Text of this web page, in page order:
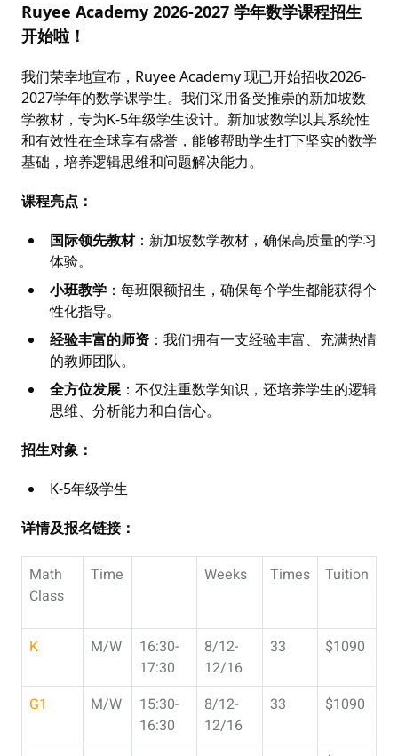
Ruyee Academy 2026-2027 学年数学课程招生
开始啦！
我们荣幸地宣布，Ruyee Academy 现已开始招收2026-
2027学年的数学课学生。我们采用备受推崇的新加坡数
学教材，专为K-5年级学生设计。新加坡数学以其系统性
和有效性在全球享有盛誉，能够帮助学生打下坚实的数学
基础，培养逻辑思维和问题解决能力。
课程亮点：
国际领先教材：新加坡数学教材，确保高质量的学习
体验。
小班教学 ：每班限额招生，确保每个学生都能获得个
性化指导。
经验丰富的师资 ：我们拥有一支经验丰富、充满热情
的教师团队。
全方位发展 ：不仅注重数学知识，还培养学生的逻辑
思维、分析能力和自信心。
招生对象：
K-5年级学生
详情及报名链接：
Math
Class
Time Weeks Times Tuition
K M/W
16:30-
17:30
8/12-
12/16
33 $1090
G1 M/W
15:30-
16:30
8/12-
12/16
33 $1090